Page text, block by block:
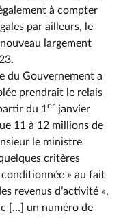
à compter
par ailleurs, le
largement
du Gouvernement a
prendrait le relais
du 1 er janvier
11 à 12 millions de
le ministre
critères
» au fait
revenus d’activité »,
[…] un numéro de